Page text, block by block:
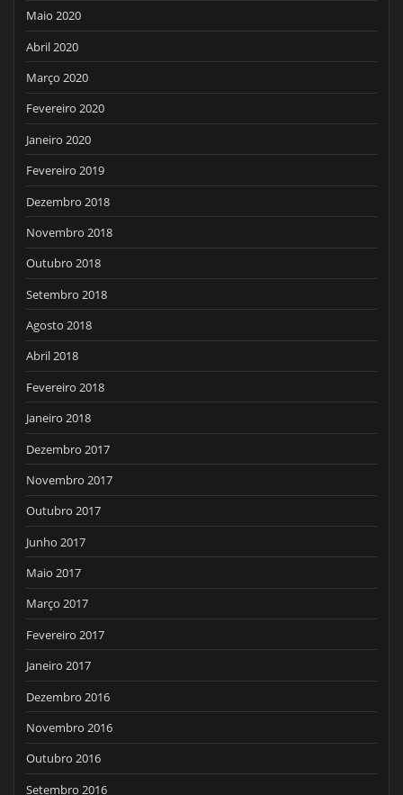
Maio 2020
Abril 2020
Março 2020
Fevereiro 2020
Janeiro 2020
Fevereiro 2019
Dezembro 2018
Novembro 2018
Outubro 2018
Setembro 2018
Agosto 2018
Abril 2018
Fevereiro 2018
Janeiro 2018
Dezembro 2017
Novembro 2017
Outubro 2017
Junho 2017
Maio 2017
Março 2017
Fevereiro 2017
Janeiro 2017
Dezembro 2016
Novembro 2016
Outubro 2016
Setembro 2016